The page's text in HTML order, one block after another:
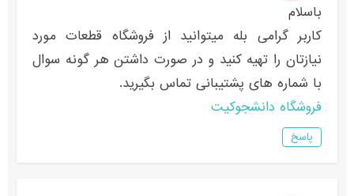
باسلام
کاربر گرامی بله میتوانید از فروشگاه قطعات مورد
نیازتان را تهیه کنید و در صورت داشتن هر گونه سوال
با شماره های پشتیبانی تماس بگیرید.
فروشگاه دانشجوکیت
پاسخ